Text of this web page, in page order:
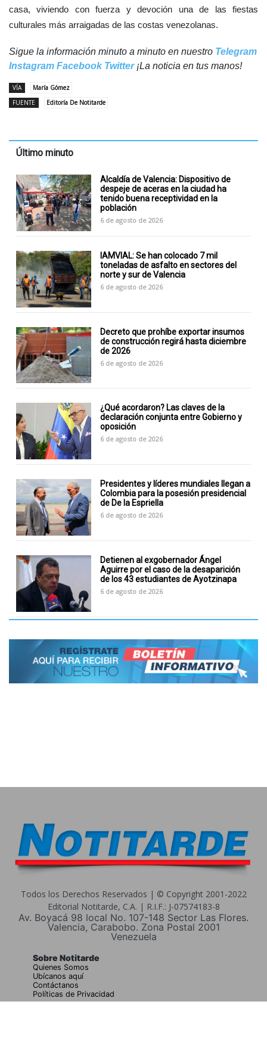
casa, viviendo con fuerza y devoción una de las fiestas
culturales más arraigadas de las costas venezolanas.
Sigue la información minuto a minuto en nuestro Telegram
Instagram Facebook Twitter¡La noticia en tus manos!
VÍA
María Gómez
FUENTE
Editoría De Notitarde
Último minuto
Alcaldía de Valencia: Dispositivo de
despeje de aceras en la ciudad ha
tenido buena receptividad en la
población
6 de agosto de 2026
IAMVIAL: Se han colocado 7 mil
toneladas de asfalto en sectores del
norte y sur de Valencia
6 de agosto de 2026
Decreto que prohíbe exportar insumos
de construcción regirá hasta diciembre
de 2026
6 de agosto de 2026
¿Qué acordaron? Las claves de la
declaración conjunta entre Gobierno y
oposición
6 de agosto de 2026
Presidentes y líderes mundiales llegan a
Colombia para la posesión presidencial
de De la Espriella
6 de agosto de 2026
Detienen al exgobernador Ángel
Aguirre por el caso de la desaparición
de los 43 estudiantes de Ayotzinapa
6 de agosto de 2026
Todos los Derechos Reservados | © Copyright 2001-2022
Editorial Notitarde, C.A. | R.I.F.: J-07574183-8
Av. Boyacá 98 local No. 107-148 Sector Las Flores.
Valencia, Carabobo. Zona Postal 2001
Venezuela
Sobre Notitarde
Quienes Somos
Ubícanos aquí
Contáctanos
Políticas de Privacidad